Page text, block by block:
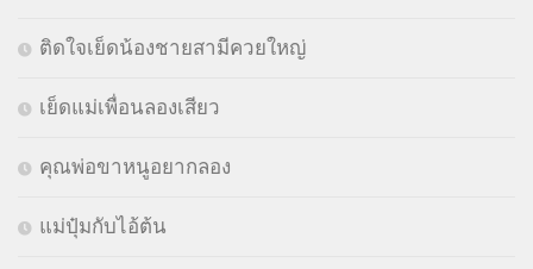
ติดใจเย็ดน้องชายสามีควยใหญ่
เย็ดแม่เพื่อนลองเสียว
คุณพ่อขาหนูอยากลอง
แม่ปุ๋มกับไอ้ต้น